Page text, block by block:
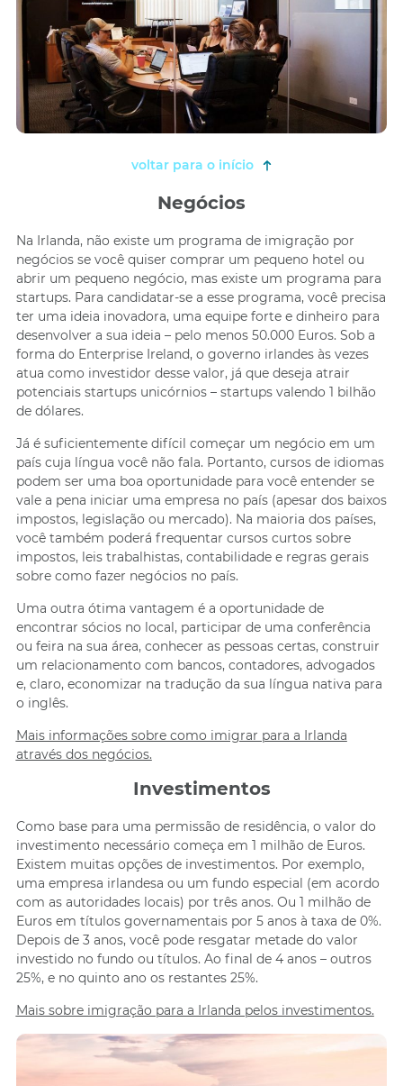
voltar para o início
Negócios
Na Irlanda, não existe um programa de imigração por
negócios se você quiser comprar um pequeno hotel ou
abrir um pequeno negócio, mas existe um programa para
startups. Para candidatar-se a esse programa, você precisa
ter uma ideia inovadora, uma equipe forte e dinheiro para
desenvolver a sua ideia – pelo menos 50.000 Euros. Sob a
forma do Enterprise Ireland, o governo irlandes às vezes
atua como investidor desse valor, já que deseja atrair
potenciais startups unicórnios – startups valendo 1 bilhão
de dólares.
Já é suficientemente difícil começar um negócio em um
país cuja língua você não fala. Portanto, cursos de idiomas
podem ser uma boa oportunidade para você entender se
vale a pena iniciar uma empresa no país (apesar dos baixos
impostos, legislação ou mercado). Na maioria dos países,
você também poderá frequentar cursos curtos sobre
impostos, leis trabalhistas, contabilidade e regras gerais
sobre como fazer negócios no país.
Uma outra ótima vantagem é a oportunidade de
encontrar sócios no local, participar de uma conferência
ou feira na sua área, conhecer as pessoas certas, construir
um relacionamento com bancos, contadores, advogados
e, claro, economizar na tradução da sua língua nativa para
o inglês.
Mais informações sobre como imigrar para a Irlanda
através dos negócios.
Investimentos
Como base para uma permissão de residência, o valor do
investimento necessário começa em 1 milhão de Euros.
Existem muitas opções de investimentos. Por exemplo,
uma empresa irlandesa ou um fundo especial (em acordo
com as autoridades locais) por três anos. Ou 1 milhão de
Euros em títulos governamentais por 5 anos à taxa de 0%.
Depois de 3 anos, você pode resgatar metade do valor
investido no fundo ou títulos. Ao final de 4 anos – outros
25%, e no quinto ano os restantes 25%.
Mais sobre imigração para a Irlanda pelos investimentos.